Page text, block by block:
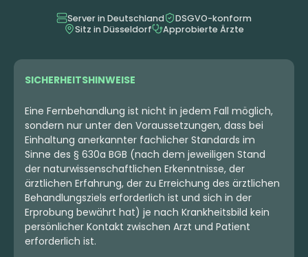
Server in Deutschland
DSGVO-konform
Sitz in Düsseldorf
Approbierte Ärzte
SICHERHEITSHINWEISE
Eine Fernbehandlung ist nicht in jedem Fall möglich,
sondern nur unter den Voraussetzungen, dass bei
Einhaltung anerkannter fachlicher Standards im
Sinne des § 630a BGB (nach dem jeweiligen Stand
der naturwissenschaftlichen Erkenntnisse, der
ärztlichen Erfahrung, der zu Erreichung des ärztlichen
Behandlungsziels erforderlich ist und sich in der
Erprobung bewährt hat) je nach Krankheitsbild kein
persönlicher Kontakt zwischen Arzt und Patient
erforderlich ist.